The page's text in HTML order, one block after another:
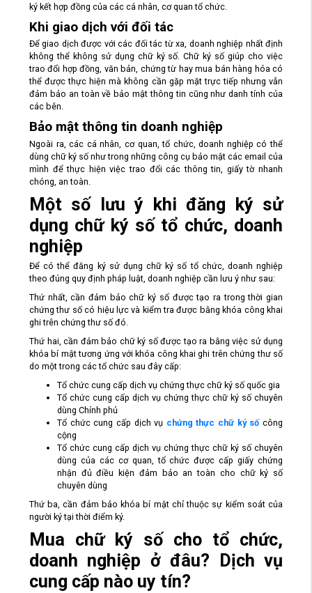
ký kết hợp đồng của các cá nhân, cơ quan tổ chức.
Khi giao dịch với đối tác
Để giao dịch được với các đối tác từ xa, doanh nghiệp nhất định
không thể không sử dụng chữ ký số. Chữ ký số giúp cho việc
trao đổi hợp đồng, văn bản, chứng từ hay mua bán hàng hóa có
thể được thực hiện mà không cần gặp mặt trực tiếp nhưng vẫn
đảm bảo an toàn về bảo mật thông tin cũng như danh tính của
các bên.
Bảo mật thông tin doanh nghiệp
Ngoài ra, các cá nhân, cơ quan, tổ chức, doanh nghiệp có thể
dùng chữ ký số như trong những công cụ bảo mật các email của
mình để thực hiện việc trao đổi các thông tin, giấy tờ nhanh
chóng, an toàn.
Một số lưu ý khi đăng ký sử
dụng chữ ký số tổ chức, doanh
nghiệp
Để có thể đăng ký sử dụng chữ ký số tổ chức, doanh nghiệp
theo đúng quy định pháp luật, doanh nghiệp cần lưu ý như sau:
Thứ nhất, cần đảm bảo chữ ký số được tạo ra trong thời gian
chứng thư số có hiệu lực và kiểm tra được bằng khóa công khai
ghi trên chứng thư số đó.
Thứ hai, cần đảm bảo chữ ký số được tạo ra bằng việc sử dụng
khóa bí mật tương ứng với khóa công khai ghi trên chứng thư số
do một trong các tổ chức sau đây cấp:
Tổ chức cung cấp dịch vụ chứng thực chữ ký số quốc gia
Tổ chức cung cấp dịch vụ chứng thực chữ ký số chuyên
dùng Chính phủ
Tổ chức cung cấp dịch vụ chứng thực chữ ký sốcông
cộng
Tổ chức cung cấp dịch vụ chứng thực chữ ký số chuyên
dùng của các cơ quan, tổ chức được cấp giấy chứng
nhận đủ điều kiện đảm bảo an toàn cho chữ ký số
chuyên dùng
Thứ ba, cần đảm bảo khóa bí mật chỉ thuộc sự kiểm soát của
người ký tại thời điểm ký.
Mua chữ ký số cho tổ chức,
doanh nghiệp ở đâu? Dịch vụ
cung cấp nào uy tín?